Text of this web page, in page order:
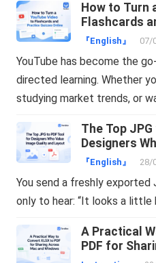
How to Turn
Flashcards
Online
『English』 07/
YouTube has become the
directed learning. Whether
studying market trends, or
The Top
Designers
and Layout
『English』 28/
You send a freshly
only to hear: “It looks a little
A Practical
PDF for